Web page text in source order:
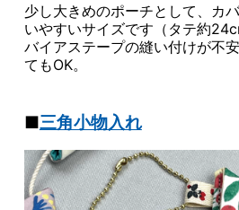
少し大きめのポーチとして、カ
いやすいサイズです（タテ約
バイアステープの縫い付けが不
てもOK。
■三角小物入れ